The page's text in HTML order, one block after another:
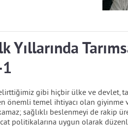
Yıllarında
gibi hiçbir ülke ve devlet,
önemli temel ihtiyacı olan giyinme
sağlıklı beslenmeyi de rakip
politikalarına uygun olarak